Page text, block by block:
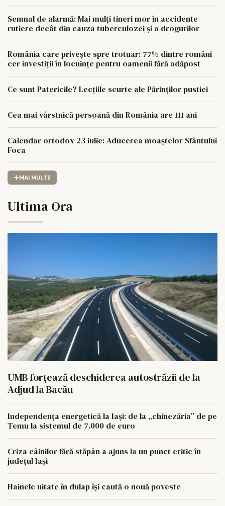
Semnal de alarmă: Mai mulți tineri mor în accidente
rutiere decât din cauza tuberculozei și a drogurilor
România care privește spre trotuar: 77% dintre români
cer investiții în locuințe pentru oamenii fără adăpost
Ce sunt Patericile? Lecțiile scurte ale Părinților pustiei
Cea mai vârstnică persoană din România are 111 ani
Calendar ortodox 23 iulie: Aducerea moaștelor Sfântului
Foca
MAI MULTE
Ultima Ora
UMB forțează deschiderea autostrăzii de la
Adjud la Bacău
Independența energetică la Iași: de la „chinezăria” de pe
Temu la sistemul de 7.000 de euro
Criza câinilor fără stăpân a ajuns la un punct critic în
județul Iași
Hainele uitate în dulap îşi caută o nouă poveste